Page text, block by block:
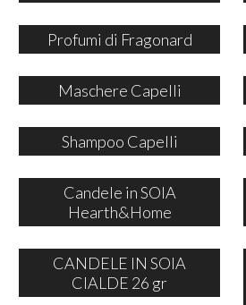
Profumi di Fragonard
Maschere Capelli
Shampoo Capelli
Candele in SOIA
Hearth&Home
CANDELE IN SOIA
CIALDE 26 gr